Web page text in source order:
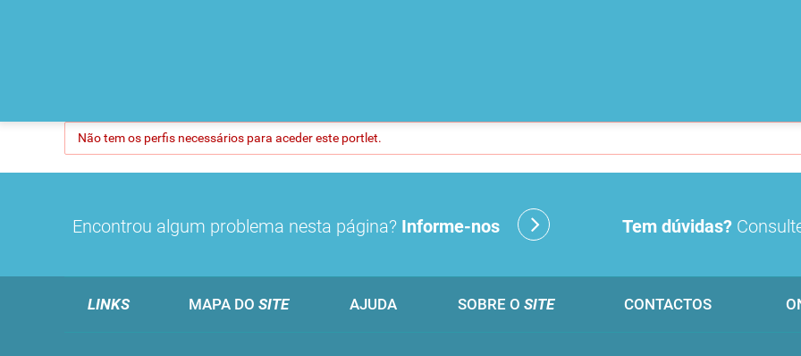
Não tem os perfis necessários para aceder este portlet.
Encontrou algum problema nesta página? Informe-nos Tem dúvidas?
LINKS MAPA DO SITE AJUDA SOBRE O SITE CONTACTOS